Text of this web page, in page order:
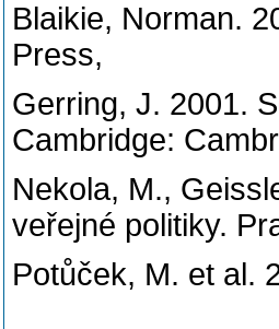
Blaikie, Norman.
Press,
Gerring, J. 2001.
Cambridge:
Nekola, M.,
veřejné politiky.
Potůček, M. et al.